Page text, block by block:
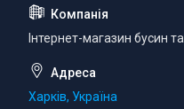
Інтернет-магазин бусин
Харків, Україна